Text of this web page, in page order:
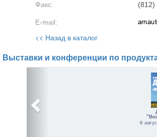
Факс: (812)
E-mail:
<< Назад в каталог
Выставки и конференции по
6